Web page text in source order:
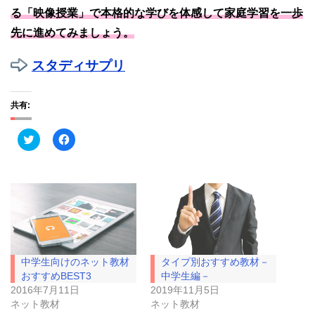
る「映像授業」で本格的な学びを体感して家庭学習を一歩
先に進めてみましょう。
スタディサプリ
共有:
ク
リ
て
t
t
e
r
で
共
有
(
新
し
い
F
a
o
k
で
共
有
す
る
に
は
ク
リ
ッ
中学生向けのネット教材
おすすめBEST3
2016年7月11日
ネット教材
タイプ別おすすめ教材－
中学生編－
2019年11月5日
ネット教材